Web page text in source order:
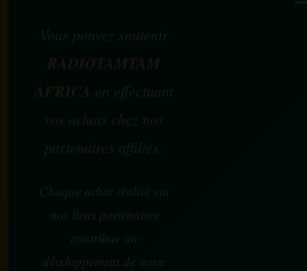
Vous pouvez soutenir
RADIOTAMTAM
AFRICA en effectuant
vos achats chez nos
partenaires affiliés.
Chaque achat réalisé via
nos liens partenaires
contribue au
développement de notre